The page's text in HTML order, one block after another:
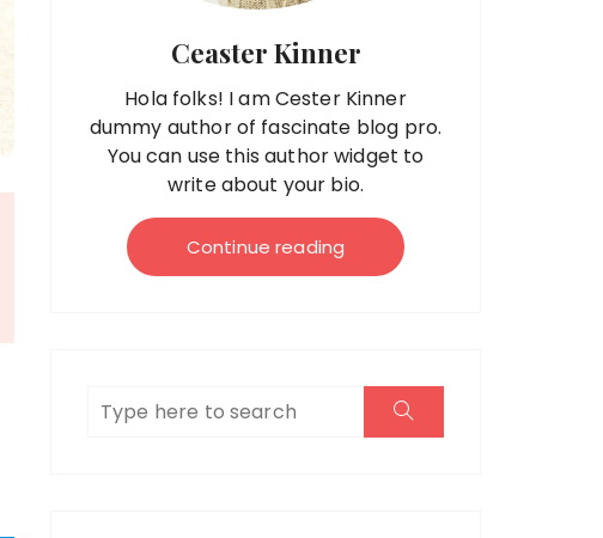
Ceaster Kinner
Hola folks! I am Cester Kinner
dummy author of fascinate blog pro.
You can use this author widget to
write about your bio.
Continue reading